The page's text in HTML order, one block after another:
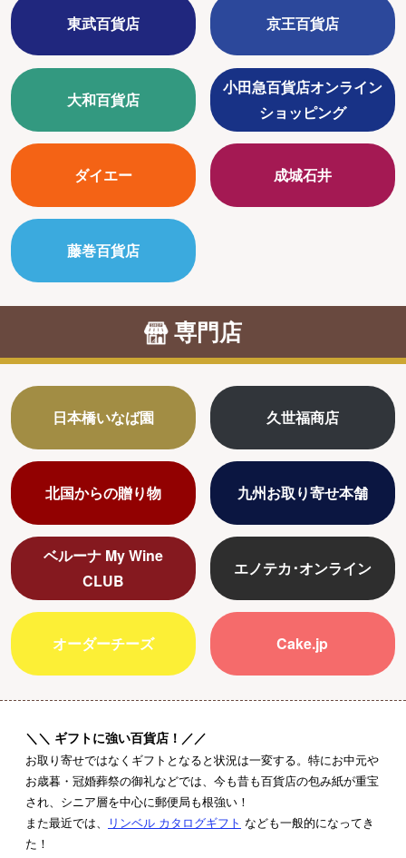
東武百貨店 京王百貨店
大和百貨店
小田急百貨店オンライン
ショッピング
ダイエー 成城石井
藤巻百貨店
専門店
日本橋いなば園 久世福商店
北国からの贈り物 九州お取り寄せ本舗
ベルーナ My Wine
CLUB
エノテカ･オンライン
オーダーチーズ Cake.jp
ギフトに強い百貨店！
お取り寄せではなくギフトとなると状況は一変する。特にお中元や
お歳暮・冠婚葬祭の御礼などでは、今も昔も百貨店の包み紙が重宝
され、シニア層を中心に郵便局も根強い！
また最近では、
リンベル カタログギフト なども一般的になってき
た！